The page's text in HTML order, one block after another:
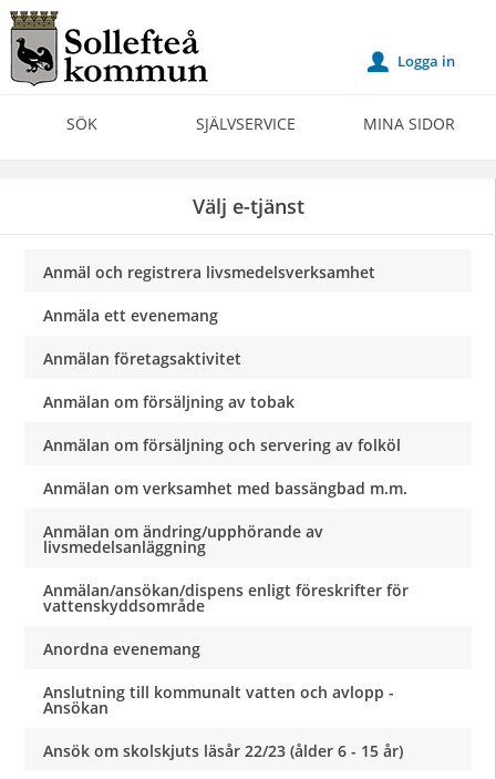
Välkommen
till
Självservice
Sollefteå
SÖK SJÄLVSERVICE MINA SIDOR
u Logga in
Välj e-tjänst
Anmäl och registrera livsmedelsverksamhet
Anmäla ett evenemang
Anmälan företagsaktivitet
Anmälan om försäljning av tobak
Anmälan om försäljning och servering av folköl
Anmälan om verksamhet med bassängbad m.m.
Anmälan om ändring/upphörande av
livsmedelsanläggning
Anmälan/ansökan/dispens enligt föreskrifter för
vattenskyddsområde
Anordna evenemang
Anslutning till kommunalt vatten och avlopp -
Ansökan
Ansök om skolskjuts läsår 22/23 (ålder 6 - 15 år)